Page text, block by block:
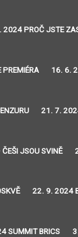
2024 PROČ JSTE
16. 6.
21. 7.
JSOU SVINĚ
22. 9. 2024
SUMMIT BRICS